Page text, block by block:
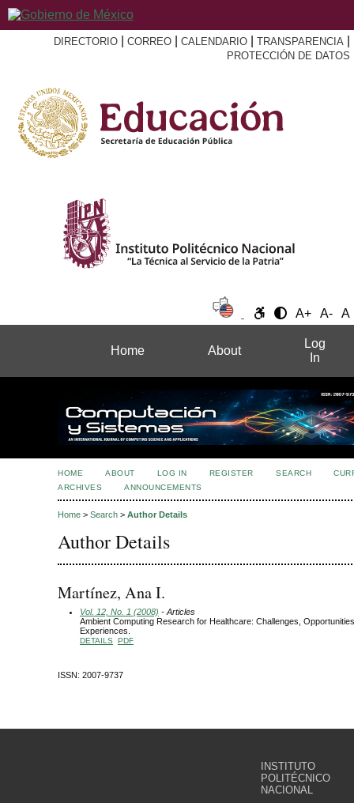
DIRECTORIO CORREO CALENDARIO TRANSPARENCIA
PROTECCIÓN DE DATOS
A+ A- A
Home About
Log
In
HOME ABOUT LOG IN REGISTER SEARCH
ARCHIVES
ANNOUNCEMENTS
Home > Search > Author Details
Author Details
Martínez, Ana I.
Vol. 12, No. 1 (2008) - Articles
Ambient Computing Research for Healthcare: Challenges,
Experiences.
DETAILS PDF
ISSN: 2007-9737
INSTITUTO
POLITÉCNICO
NACIONAL